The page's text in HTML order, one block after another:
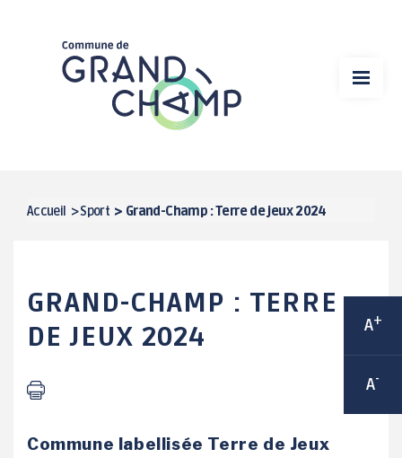
contenu
principal
MA MAIRIE
VIE ÉCONOMIQUE
SPORT
CADRE DE VIE
VIE ASSOCIATIVE / ANIMATIONS
ENFANCE / JEUNESSE
VIE SCOLAIRE
A+
A-
Accueil >Sport > Grand-Champ : Terre de jeux 2024
GRAND-CHAMP : TERRE
DE JEUX 2024
Commune labellisée Terre de Jeux